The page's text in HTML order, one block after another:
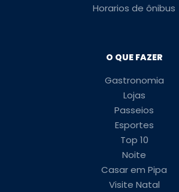
Horarios de ônibus
O QUE FAZER
Gastronomia
Lojas
Passeios
Esportes
Top 10
Noite
Casar em Pipa
Visite Natal